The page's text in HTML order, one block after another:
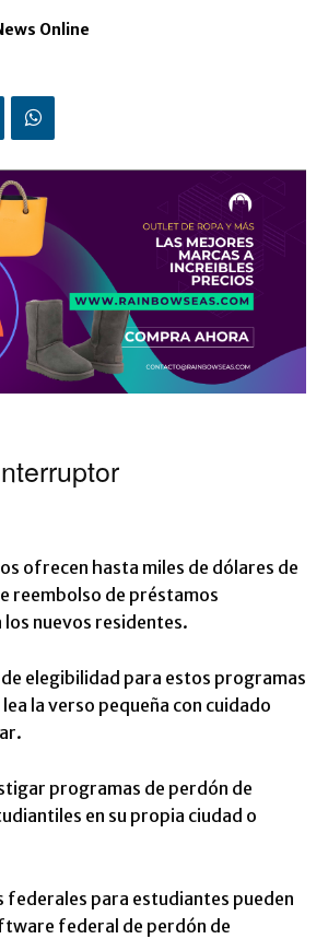
Online
ofrecen hasta miles de dólares de
reembolso de préstamos
nuevos residentes.
elegibilidad para estos programas
la verso pequeña con cuidado
programas de perdón de
en su propia ciudad o
federales para estudiantes pueden
federal de perdón de